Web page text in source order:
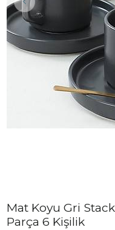
Mat Koyu Gri
Parça 6 Kişilik